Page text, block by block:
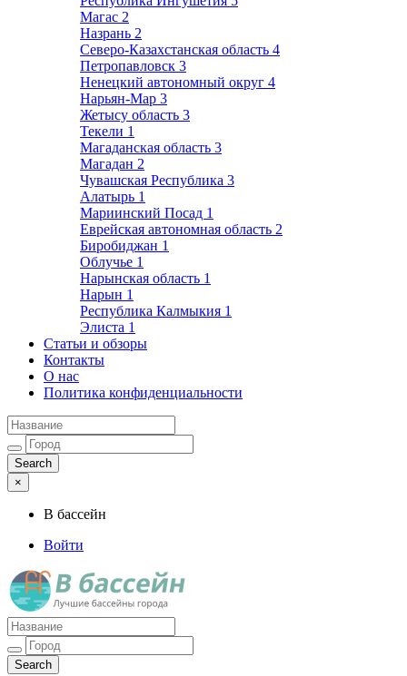
Магас 2
Назрань 2
Северо-Казахстанская область 4
Петропавловск 3
Ненецкий автономный округ 4
Нарьян-Мар 3
Жетысу область 3
Текели 1
Магаданская область 3
Магадан 2
Чувашская Республика 3
Алатырь 1
Мариинский Посад 1
Еврейская автономная область 2
Биробиджан 1
Облучье 1
Нарынская область 1
Нарын 1
Республика Калмыкия 1
Элиста 1
Статьи и обзоры
Контакты
О нас
Политика конфиденциальности
×
В бассейн
Войти
Лучшие бассейны города